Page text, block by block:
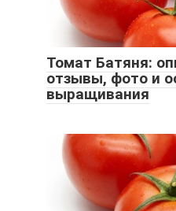
Томат Батяня:
отзывы, фото и
выращивания